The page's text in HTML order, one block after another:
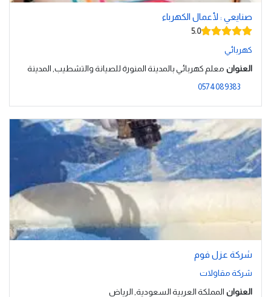
صنايعي : لأعمال الكهرباء
5.0
كهربائي
العنوان معلم كهربائي بالمدينة المنورة للصيانة والتشطيب, المدينة
0574089383
شركة عزل فوم
شركة مقاولات
العنوان المملكة العربية السعودية, الرياض